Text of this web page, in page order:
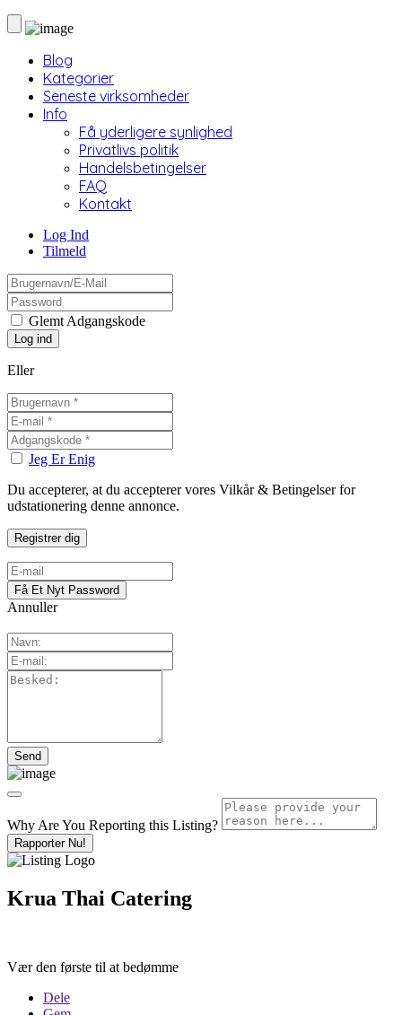
Blog
Kategorier
Seneste virksomheder
Info
Få yderligere synlighed
Privatlivs politik
Handelsbetingelser
FAQ
Kontakt
Log Ind
Tilmeld
Glemt Adgangskode
Eller
Jeg Er Enig
Du accepterer, at du accepterer vores Vilkår & Betingelser for
udstationering denne annonce.
Annuller
Why Are You Reporting this Listing?
Rapporter Nu!
Krua Thai Catering
Vær den første til at bedømme
Dele